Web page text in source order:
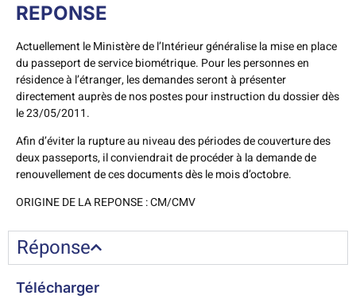
REPONSE
Actuellement le Ministère de l’Intérieur généralise la mise en place
du passeport de service biométrique. Pour les personnes en
résidence à l’étranger, les demandes seront à présenter
directement auprès de nos postes pour instruction du dossier dès
le 23/05/2011.
Afin d’éviter la rupture au niveau des périodes de couverture des
deux passeports, il conviendrait de procéder à la demande de
renouvellement de ces documents dès le mois d’octobre.
ORIGINE DE LA REPONSE : CM/CMV
Réponse
Télécharger